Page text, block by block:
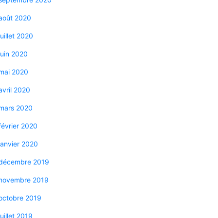
2020
2020
2020
2020
2020
2020
2020
2020
2019
2019
2019
2019